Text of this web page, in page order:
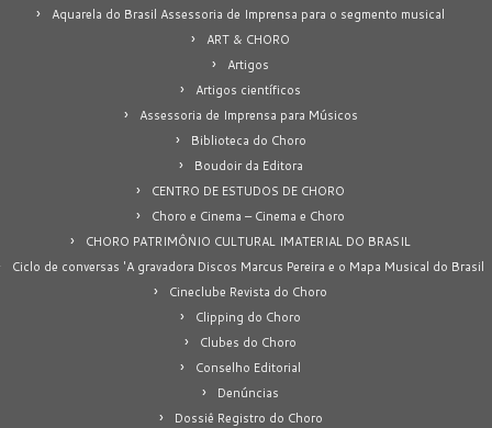
Aquarela do Brasil Assessoria de Imprensa para o segmento musical
ART & CHORO
Artigos
Artigos científicos
Assessoria de Imprensa para Músicos
Biblioteca do Choro
Boudoir da Editora
CENTRO DE ESTUDOS DE CHORO
Choro e Cinema – Cinema e Choro
CHORO PATRIMÔNIO CULTURAL IMATERIAL DO BRASIL
Ciclo de conversas 'A gravadora Discos Marcus Pereira e o Mapa Musical do Brasil
Cineclube Revista do Choro
Clipping do Choro
Clubes do Choro
Conselho Editorial
Denúncias
Dossiê Registro do Choro